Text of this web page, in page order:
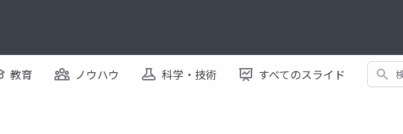
教育 ノウハウ 科学・技術 すべてのスライド 検索